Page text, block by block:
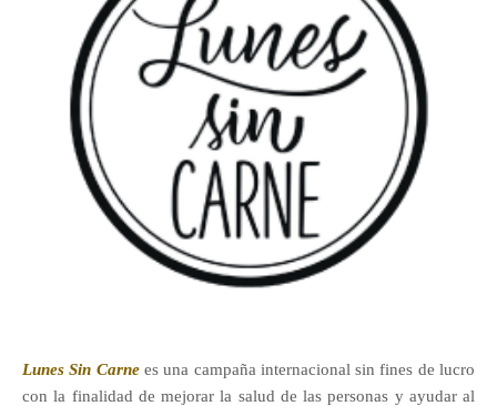
Lunes Sin Carne es una campaña internacional sin fines de lucro
con la finalidad de mejorar la salud de las personas y ayudar al